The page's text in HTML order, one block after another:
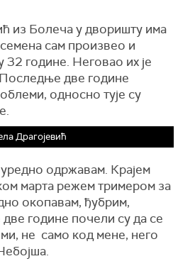
из Болеча у дворишту има
семена сам произвео и
32 године. Неговао их је
две године
односно тује су
Драгојевић
одржавам. Крајем
марта режем тримером за
окопавам, ђубрим,
године почели су да се
не само код мене, него